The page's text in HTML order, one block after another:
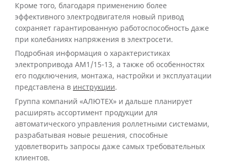
Кроме того, благодаря применению более
эффективного электродвигателя новый привод
сохраняет гарантированную работоспособность даже
при колебаниях напряжения в электросети.
Подробная информация о характеристиках
электропривода АМ1/15-13, а также об особенностях
его подключения, монтажа, настройки и эксплуатации
представлена в инструкции.
Группа компаний «АЛЮТЕХ» и дальше планирует
расширять ассортимент продукции для
автоматического управления роллетными системами,
разрабатывая новые решения, способные
удовлетворить запросы даже самых требовательных
клиентов.